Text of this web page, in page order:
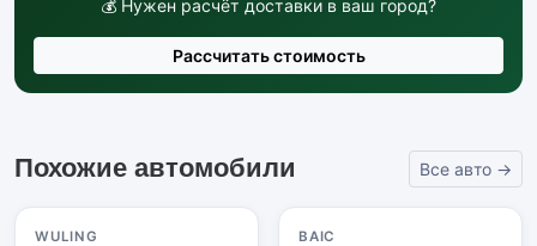
💰 Нужен расчёт доставки в ваш город?
Рассчитать стоимость
Похожие автомобили Все авто →
🇨🇳
WULING 🇨🇳
BAIC